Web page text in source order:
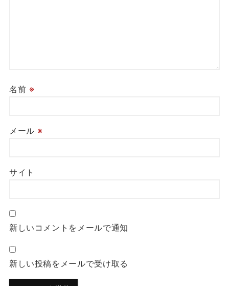
名前 ※
メール ※
サイト
新しいコメントをメールで通知
新しい投稿をメールで受け取る